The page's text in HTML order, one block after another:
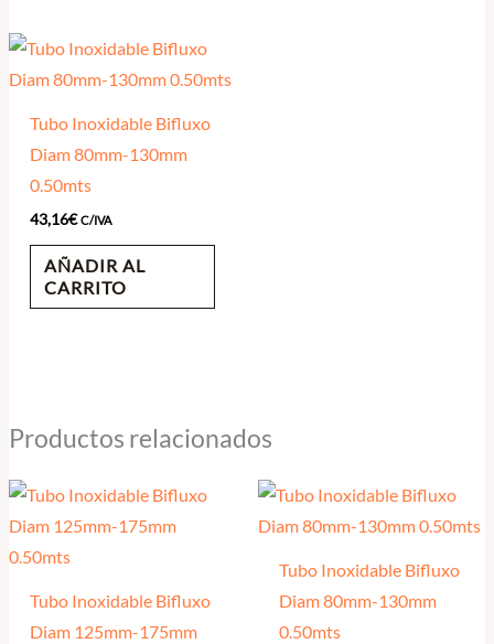
Tubo Inoxidable Bifluxo
Diam 80mm-130mm
0.50mts
43,16€ C/IVA
AÑADIR AL
CARRITO
Productos relacionados
Tubo Inoxidable Bifluxo
Diam 125mm-175mm
Tubo Inoxidable Bifluxo
Diam 80mm-130mm
0.50mts